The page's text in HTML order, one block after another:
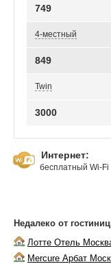
749
4-местный
849
Twin
3000
Интернет:
бесплатный Wi-Fi
Недалеко от
Лотте Отель
Mercure Арбат